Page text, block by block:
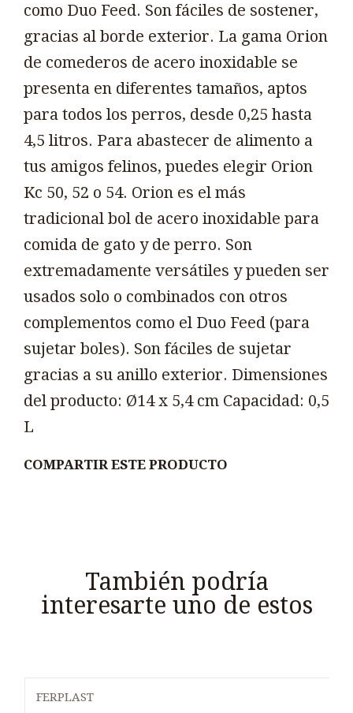
como Duo Feed. Son fáciles de sostener,
gracias al borde exterior. La gama Orion
de comederos de acero inoxidable se
presenta en diferentes tamaños, aptos
para todos los perros, desde 0,25 hasta
4,5 litros. Para abastecer de alimento a
tus amigos felinos, puedes elegir Orion
Kc 50, 52 o 54. Orion es el más
tradicional bol de acero inoxidable para
comida de gato y de perro. Son
extremadamente versátiles y pueden ser
usados solo o combinados con otros
complementos como el Duo Feed (para
sujetar boles). Son fáciles de sujetar
gracias a su anillo exterior. Dimensiones
del producto: Ø14 x 5,4 cm Capacidad: 0,5
L
COMPARTIR ESTE PRODUCTO
También podría
interesarte uno de estos
FERPLAST